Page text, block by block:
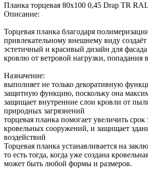
Планка торцевая 80х100 0,45 Drap TR
Описание:
Торцевая планка благодаря
привлекательному внешнему виду
эстетичный и красивый дизайн для
кровлю от ветровой нагрузки, попадания
Назначение:
выполняет не только декоративную
защитную функцию, поскольку она
защищает внутренние слои кровли от
природных загрязнений
торцевая планка помогает увеличить срок
кровельных сооружений, и защищает
воздействий
Торцевая планка устанавливается на
то есть тогда, когда уже создана
может быть любой формы и размеров.